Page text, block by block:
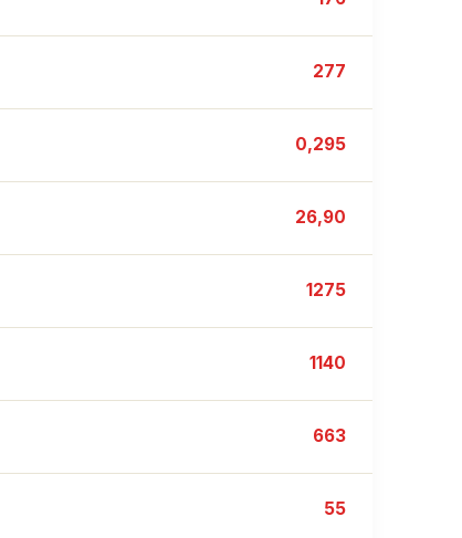
277
0,295
26,90
1275
1140
663
55